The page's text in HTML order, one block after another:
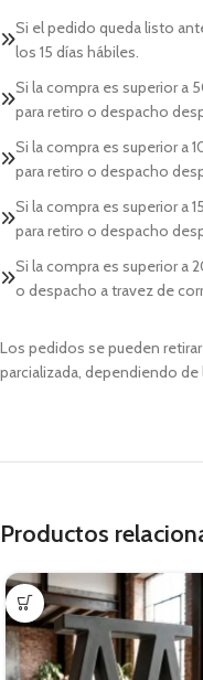
Si el pedido queda listo
los 15 días hábiles.
Si la compra es superior a
para retiro o despacho
Si la compra es superior a
para retiro o despacho
Si la compra es superior a
para retiro o despacho
Si la compra es superior a
o despacho a travez de
Los pedidos se pueden
parcializada, dependiendo
Productos